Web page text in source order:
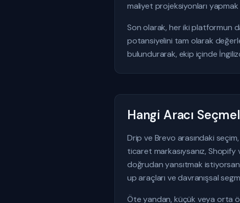
maliyet projeksiyonları
Son olarak, her iki platformun
potansiyelini tam olarak
bulundurarak, ekip içinde
Hangi Aracı
Drip ve Brevo arasındaki
ticaret markasıysanız,
doğrudan yansıtmak
up araçları ve davranışsal
Öte yandan, küçük veya orta